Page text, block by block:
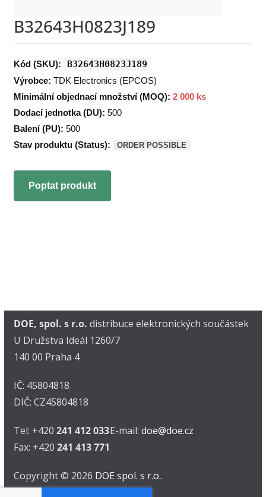
B32643H0823J189
Kód (SKU): B32643H0823J189
Výrobce: TDK Electronics (EPCOS)
Minimální objednací množství (MOQ): 2 000 ks
Dodací jednotka (DU): 500
Balení (PU): 500
Stav produktu (Status):
ORDER POSSIBLE
Poptat produkt
DOE, spol. s r.o. distribuce elektronických součástek
U Družstva Ideál 1260/7
140 00 Praha 4
IČ: 45804818
DIČ: CZ45804818
Tel: +420 241 412 033
Fax: +420 241 413 771
E-mail: doe@doe.cz
Copyright © 2026 DOE spol. s r.o..